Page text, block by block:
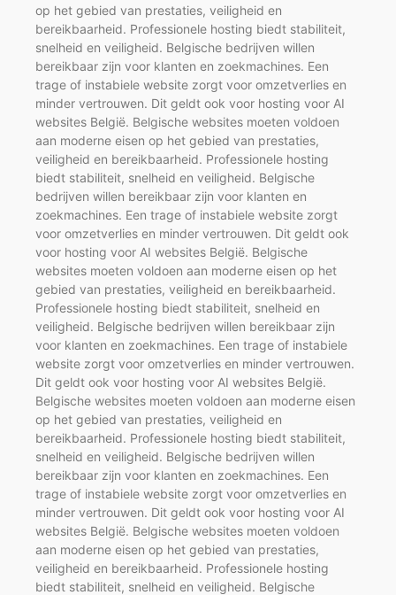
op het gebied van prestaties, veiligheid en
bereikbaarheid. Professionele hosting biedt stabiliteit,
snelheid en veiligheid. Belgische bedrijven willen
bereikbaar zijn voor klanten en zoekmachines. Een
trage of instabiele website zorgt voor omzetverlies en
minder vertrouwen. Dit geldt ook voor hosting voor AI
websites België. Belgische websites moeten voldoen
aan moderne eisen op het gebied van prestaties,
veiligheid en bereikbaarheid. Professionele hosting
biedt stabiliteit, snelheid en veiligheid. Belgische
bedrijven willen bereikbaar zijn voor klanten en
zoekmachines. Een trage of instabiele website zorgt
voor omzetverlies en minder vertrouwen. Dit geldt ook
voor hosting voor AI websites België. Belgische
websites moeten voldoen aan moderne eisen op het
gebied van prestaties, veiligheid en bereikbaarheid.
Professionele hosting biedt stabiliteit, snelheid en
veiligheid. Belgische bedrijven willen bereikbaar zijn
voor klanten en zoekmachines. Een trage of instabiele
website zorgt voor omzetverlies en minder vertrouwen.
Dit geldt ook voor hosting voor AI websites België.
Belgische websites moeten voldoen aan moderne eisen
op het gebied van prestaties, veiligheid en
bereikbaarheid. Professionele hosting biedt stabiliteit,
snelheid en veiligheid. Belgische bedrijven willen
bereikbaar zijn voor klanten en zoekmachines. Een
trage of instabiele website zorgt voor omzetverlies en
minder vertrouwen. Dit geldt ook voor hosting voor AI
websites België. Belgische websites moeten voldoen
aan moderne eisen op het gebied van prestaties,
veiligheid en bereikbaarheid. Professionele hosting
biedt stabiliteit, snelheid en veiligheid. Belgische